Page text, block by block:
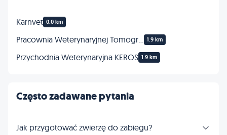
Karnvet 0.0 km
1.9 km
Przychodnia Weterynaryjna KEROS 1.9 km
Często zadawane pytania
Jak przygotować zwierzę do zabiegu?